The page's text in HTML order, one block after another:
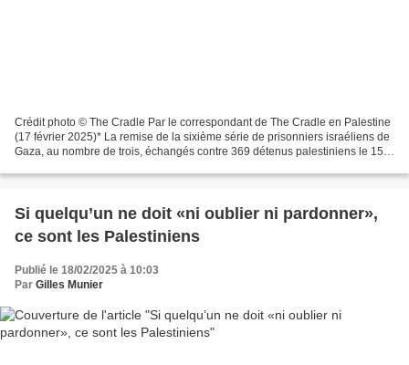
Crédit photo © The Cradle Par le correspondant de The Cradle en Palestine
(17 février 2025)* La remise de la sixième série de prisonniers israéliens de
Gaza, au nombre de trois, échangés contre 369 détenus palestiniens le 15
Si quelqu’un ne doit «ni oublier ni pardonner»,
ce sont les Palestiniens
Publié le 18/02/2025 à 10:03
Par Gilles Munier